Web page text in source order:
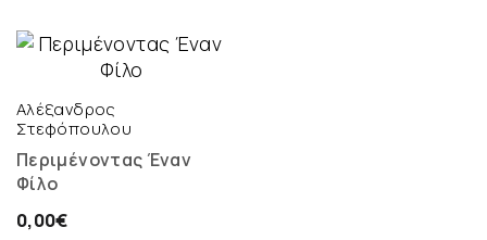
Αλέξανδρος
Στεφόπουλου
Περιμένοντας Έναν
Φίλο
0,00€